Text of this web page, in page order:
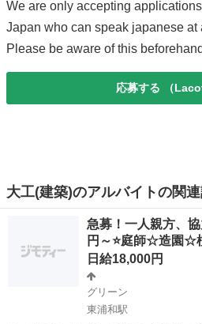
We are only accepting
Japan who can speak japanese at
Please be aware of this
応募する （
大工(建築)のアルバイトの関
急募！一人親方、
円～⭐庭師☆造園
日給18,000円
グリーン
東浦和駅